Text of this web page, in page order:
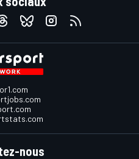
nous